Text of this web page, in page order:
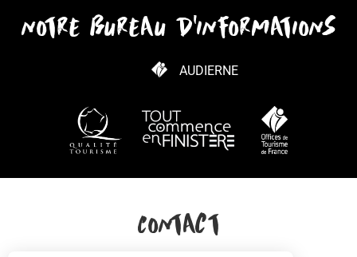
notre bureau d'informations
AUDIERNE
COMMENT VENIR ?
Contact